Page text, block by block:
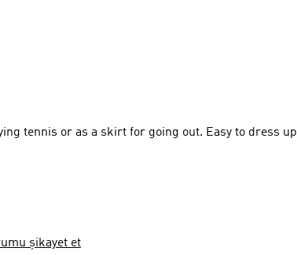
tennis or as a skirt for going out. Easy to dress up
şikayet et